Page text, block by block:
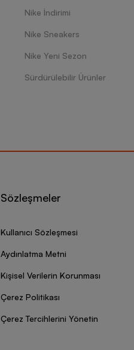
Nike İndirimi
Nike Sneakers
Nike Yeni Sezon
Sürdürülebilir Ürünler
Sözleşmeler
Kullanıcı Sözleşmesi
Aydınlatma Metni
Kişisel Verilerin Korunması
Çerez Politikası
Çerez Tercihlerini Yönetin